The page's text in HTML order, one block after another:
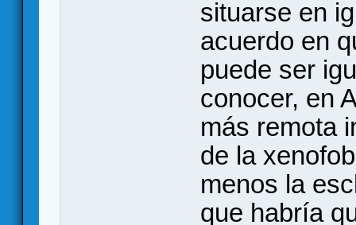
situarse en
acuerdo en
puede ser
conocer, en
más remota
de la
menos la
que habría